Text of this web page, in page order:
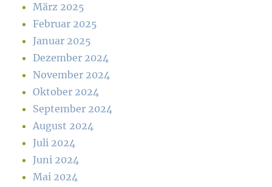
März 2025
Februar 2025
Januar 2025
Dezember 2024
November 2024
Oktober 2024
September 2024
August 2024
Juli 2024
Juni 2024
Mai 2024